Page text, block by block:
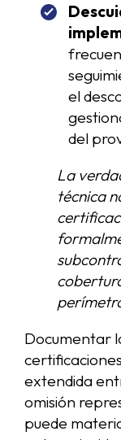
el
del
La
técnica
Documentar
extendida
omisión
puede